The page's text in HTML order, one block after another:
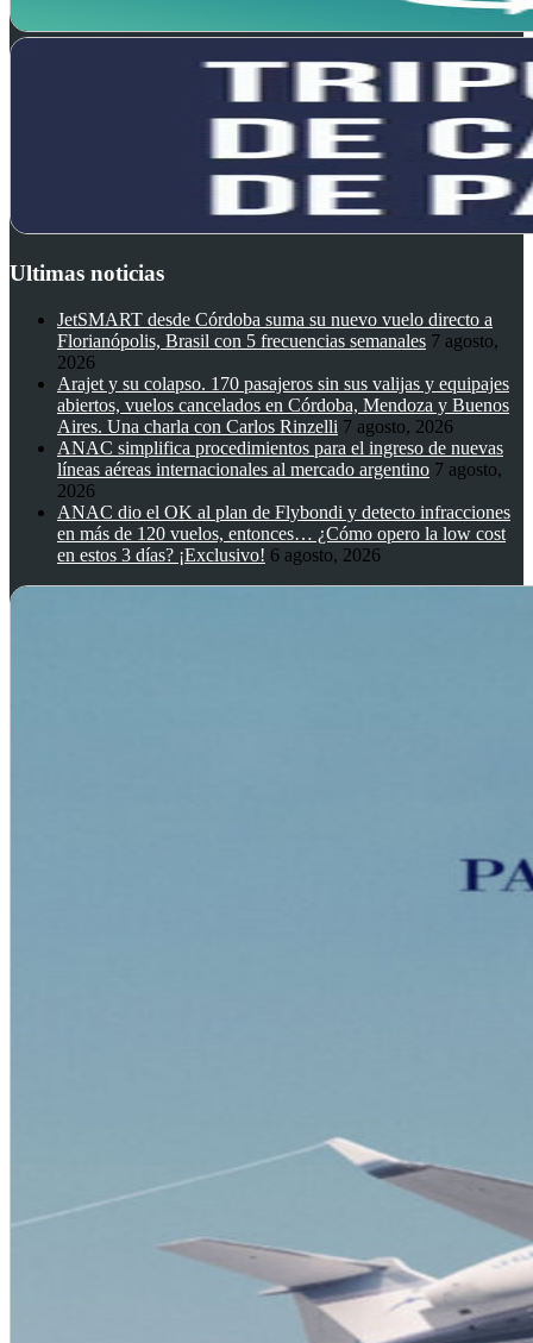
Ultimas noticias
JetSMART desde Córdoba suma su nuevo vuelo directo a
Florianópolis, Brasil con 5 frecuencias semanales 7 agosto,
2026
Arajet y su colapso. 170 pasajeros sin sus valijas y equipajes
abiertos, vuelos cancelados en Córdoba, Mendoza y Buenos
Aires. Una charla con Carlos Rinzelli 7 agosto, 2026
ANAC simplifica procedimientos para el ingreso de nuevas
líneas aéreas internacionales al mercado argentino 7 agosto,
2026
ANAC dio el OK al plan de Flybondi y detecto infracciones
en más de 120 vuelos, entonces… ¿Cómo opero la low cost
en estos 3 días? ¡Exclusivo! 6 agosto, 2026